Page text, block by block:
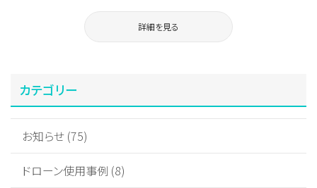
詳細を見る
カテゴリー
お知らせ (75)
ドローン使用事例 (8)